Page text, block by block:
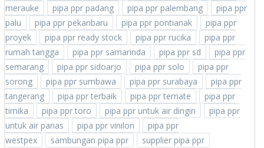
merauke
pipa ppr padang pipa ppr palembang
pipa ppr
palu
pipa ppr pekanbaru pipa ppr pontianak
pipa ppr
proyek
pipa ppr ready stock pipa ppr rucika
pipa ppr
rumah tangga
pipa ppr samarinda pipa ppr sd
pipa ppr
semarang
pipa ppr sidoarjo pipa ppr solo
pipa ppr
sorong
pipa ppr sumbawa pipa ppr surabaya
pipa ppr
tangerang
pipa ppr terbaik pipa ppr ternate
pipa ppr
timika
pipa ppr toro pipa ppr untuk air dingin
pipa ppr
untuk air panas
pipa ppr vinilon
pipa ppr
westpex
sambungan pipa ppr supplier pipa ppr